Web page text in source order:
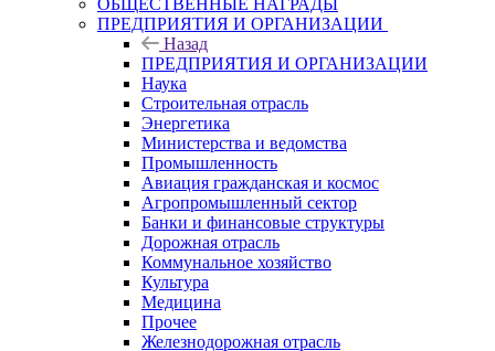
ОБЩЕСТВЕННЫЕ НАГРАДЫ
ПРЕДПРИЯТИЯ И ОРГАНИЗАЦИИ
Назад
ПРЕДПРИЯТИЯ И ОРГАНИЗАЦИИ
Наука
Строительная отрасль
Энергетика
Министерства и ведомства
Промышленность
Авиация гражданская и космос
Агропромышленный сектор
Банки и финансовые структуры
Дорожная отрасль
Коммунальное хозяйство
Культура
Медицина
Прочее
Железнодорожная отрасль